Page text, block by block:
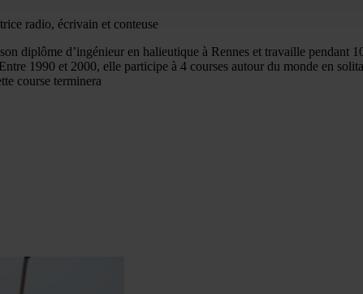
radio, écrivain et conteuse
diplôme d’ingénieur en halieutique à Rennes et travaille
1990 et 2000, elle participe à 4 courses autour du monde en
course terminera